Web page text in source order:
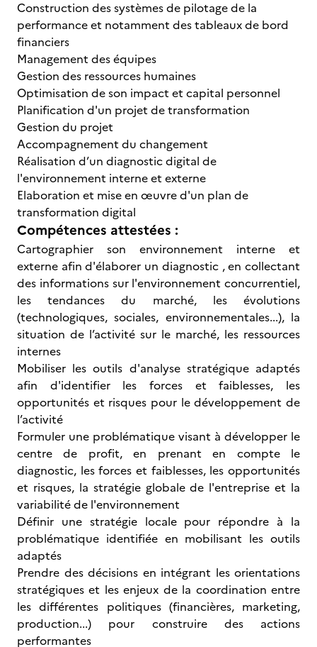
Construction des systèmes de pilotage de la
performance et notamment des tableaux de bord
financiers
Management des équipes
Gestion des ressources humaines
Optimisation de son impact et capital personnel
Planification d'un projet de transformation
Gestion du projet
Accompagnement du changement
Réalisation d’un diagnostic digital de
l'environnement interne et externe
Elaboration et mise en œuvre d'un plan de
transformation digital
Compétences attestées :
Cartographier son environnement interne et
externe afin d'élaborer un diagnostic , en collectant
des informations sur l'environnement concurrentiel,
les tendances du marché, les évolutions
(technologiques, sociales, environnementales...), la
situation de l’activité sur le marché, les ressources
internes
Mobiliser les outils d'analyse stratégique adaptés
afin d'identifier les forces et faiblesses, les
opportunités et risques pour le développement de
l’activité
Formuler une problématique visant à développer le
centre de profit, en prenant en compte le
diagnostic, les forces et faiblesses, les opportunités
et risques, la stratégie globale de l'entreprise et la
variabilité de l'environnement
Définir une stratégie locale pour répondre à la
problématique identifiée en mobilisant les outils
adaptés
Prendre des décisions en intégrant les orientations
stratégiques et les enjeux de la coordination entre
les différentes politiques (financières, marketing,
production...) pour construire des actions
performantes